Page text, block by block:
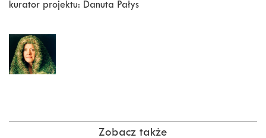
kurator projektu: Danuta Pałys
Zobacz także